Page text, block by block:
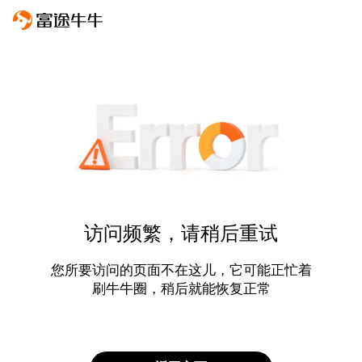
访问频繁，请稍后重试
您所要访问的页面不在这儿，它可能正忙着
刷牛牛圈，稍后就能恢复正常